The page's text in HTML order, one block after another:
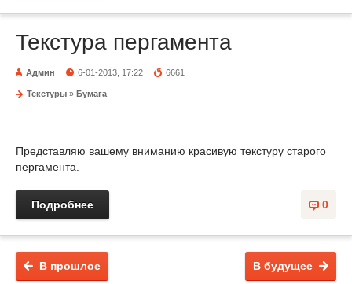
Текстура пергамента
Админ 6-01-2013, 17:22 6661
Текстуры » Бумага
Представляю вашему вниманию красивую текстуру старого
пергамента.
0
Подробнее
В будущее
В прошлое